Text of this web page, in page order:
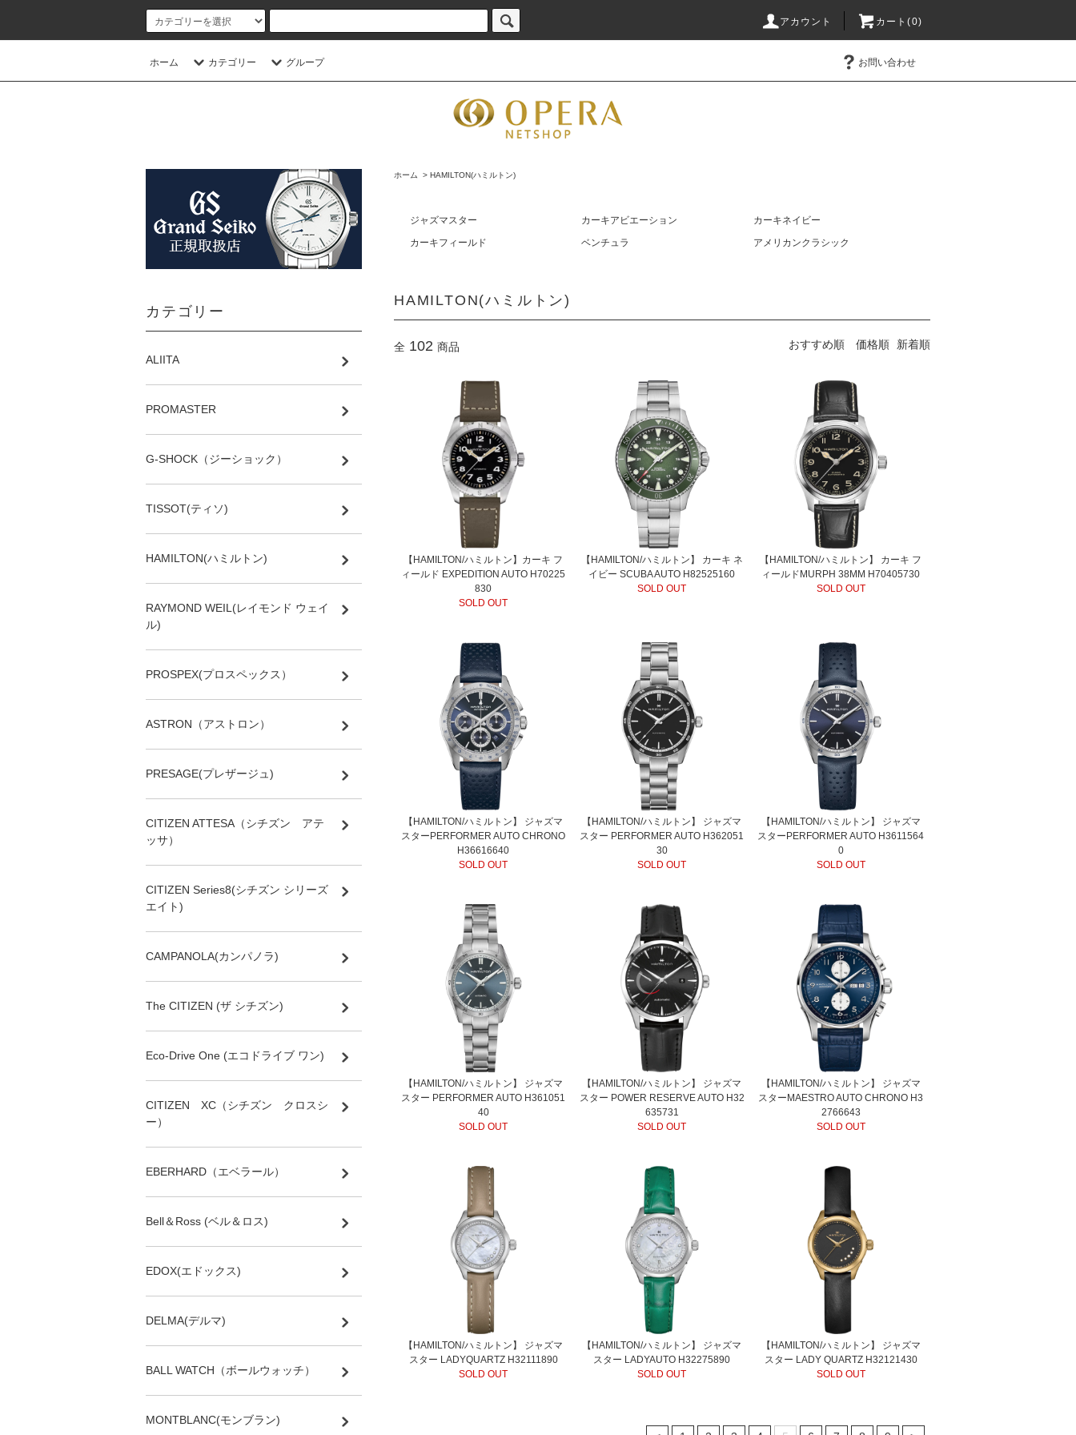
アカウント カート(0)
ホーム カテゴリー グループ お問い合わせ
ホーム > HAMILTON(ハミルトン)
ジャズマスター カーキアビエーション
カーキネイビー
カーキフィールド
ベンチュラ アメリカンクラシック
HAMILTON(ハミルトン)
全 102 商品 おすすめ順 価格順 新着順
【HAMILTON/ハミルトン】カーキ フ
ィールド EXPEDITION AUTO H70225
830
SOLD OUT
【HAMILTON/ハミルトン】 カーキ ネ
イビー SCUBA AUTO H82525160
SOLD OUT
【HAMILTON/ハミルトン】 カーキ フ
ィールドMURPH 38MM H70405730
SOLD OUT
【HAMILTON/ハミルトン】 ジャズマ
スターPERFORMER AUTO CHRONO
H36616640
SOLD OUT
【HAMILTON/ハミルトン】 ジャズマ
スター PERFORMER AUTO H362051
30
SOLD OUT
【HAMILTON/ハミルトン】 ジャズマ
スターPERFORMER AUTO H3611564
0
SOLD OUT
【HAMILTON/ハミルトン】 ジャズマ
スター PERFORMER AUTO H361051
40
SOLD OUT
【HAMILTON/ハミルトン】 ジャズマ
スター POWER RESERVE AUTO H32
635731
SOLD OUT
【HAMILTON/ハミルトン】 ジャズマ
スターMAESTRO AUTO CHRONO H3
2766643
SOLD OUT
【HAMILTON/ハミルトン】 ジャズマ
スター LADYQUARTZ H32111890
SOLD OUT
【HAMILTON/ハミルトン】 ジャズマ
スター LADYAUTO H32275890
SOLD OUT
【HAMILTON/ハミルトン】 ジャズマ
スター LADY QUARTZ H32121430
SOLD OUT
カテゴリー
ALIITA
PROMASTER
G-SHOCK（ジーショック）
TISSOT(ティソ)
HAMILTON(ハミルトン)
RAYMOND WEIL(レイモンド ウェイ
ル)
PROSPEX(プロスペックス）
ASTRON（アストロン）
PRESAGE(プレザージュ)
CITIZEN ATTESA（シチズン アテ
ッサ）
CITIZEN Series8(シチズン シリーズ
エイト)
CAMPANOLA(カンパノラ)
The CITIZEN (ザ シチズン)
Eco-Drive One (エコドライブ ワン)
CITIZEN XC（シチズン クロスシ
ー）
EBERHARD（エベラール）
Bell＆Ross (ベル＆ロス)
EDOX(エドックス)
DELMA(デルマ)
BALL WATCH（ボールウォッチ）
MONTBLANC(モンブラン)